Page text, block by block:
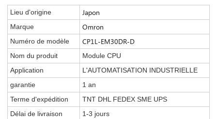
Lieu d'origine Japon
Marque Omron
Numéro de modèle CP1L-EM30DR-D
Nom du produit
Module CPU
Application
L'AUTOMATISATION INDUSTRIELLE
garantie
1 an
Terme d'expédition
TNT DHL FEDEX SME UPS
Délai de livraison
1-3 jours